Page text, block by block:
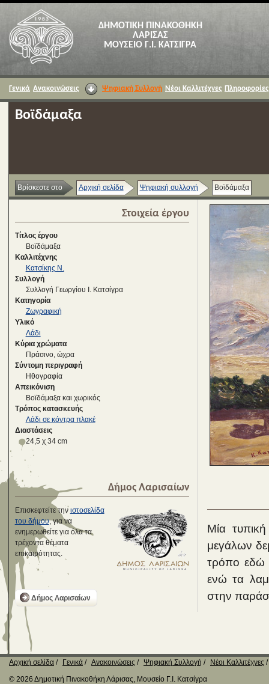
ΔΗΜΟΤΙΚΗ ΠΙΝΑΚΟΘΗΚΗ
ΛΑΡΙΣΑΣ
ΜΟΥΣΕΙΟ Γ.Ι. ΚΑΤΣΙΓΡΑ
Γενικά Ανακοινώσεις Ψηφιακή Συλλογή Νέοι Καλλιτέχνες Πληροφορίες
Βοϊδάμαξα
Βρίσκεστε στο Αρχική σελίδα Ψηφιακή συλλογή Βοϊδάμαξα
Στοιχεία έργου
Τίτλος έργου
Βοϊδάμαξα
Καλλιτέχνης
Κατσίκης Ν.
Συλλογή
Συλλογή Γεωργίου Ι. Κατσίγρα
Κατηγορία
Ζωγραφική
Υλικό
Λάδι
Κύρια χρώματα
Πράσινο, ώχρα
Σύντομη περιγραφή
Ηθογραφία
Απεικόνιση
Βοϊδάμαξα και χωρικός
Τρόπος κατασκευής
Λάδι σε κόντρα πλακέ
Διαστάσεις
24,5 χ 34 cm
Δήμος Λαρισαίων
Επισκεφτείτε την ιστοσελίδα
του δήμου, για να
ενημερωθείτε για όλα τα
τρέχοντα θέματα
επικαιρότητας.
Δήμος Λαρισαίων
Μία
μεγάλων
τρόπο εδώ
ενώ τα
στην
Αρχική σελίδα Γενικά Ανακοινώσεις Ψηφιακή Συλλογή
Νέοι Καλλιτέχνες
© 2026 Δημοτική Πινακοθήκη Λάρισας, Μουσείο Γ.Ι. Κατσίγρα